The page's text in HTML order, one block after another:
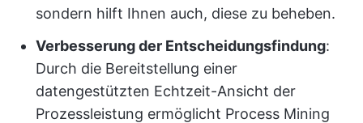
sondern hilft Ihnen auch, diese zu beheben.
Verbesserung der Entscheidungsfindung:
Durch die Bereitstellung einer
datengestützten Echtzeit-Ansicht der
Prozessleistung ermöglicht Process Mining